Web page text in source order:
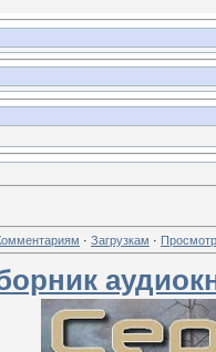
· Загрузкам ·